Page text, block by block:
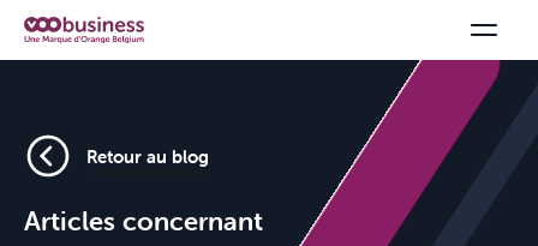
Retour au blog
Articles concernant